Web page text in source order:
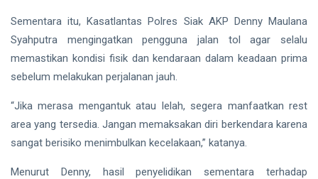
Sementara itu, Kasatlantas Polres Siak AKP Denny Maulana
Syahputra mengingatkan pengguna jalan tol agar selalu
memastikan kondisi fisik dan kendaraan dalam keadaan prima
sebelum melakukan perjalanan jauh.
“Jika merasa mengantuk atau lelah, segera manfaatkan rest
area yang tersedia. Jangan memaksakan diri berkendara karena
sangat berisiko menimbulkan kecelakaan,” katanya.
Menurut Denny, hasil penyelidikan sementara terhadap